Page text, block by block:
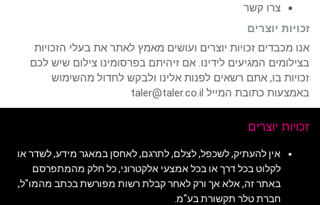
צרו קשר
זכויות יוצרים
אנו מכבדים זכויות יוצרים ועושים מאמץ לאתר את בעלי הזכויות
בצילומים המגיעים לידינו. אם זיהיתם בפרסומינו צילום שיש לכם
זכויות בו, אתם רשאים לפנות אלינו ולבקש לחדול מהשימוש
באמצעות כתובת המייל taler@taler.co.il
זכויות יוצרים
אין להעתיק, לשכפל, לצלם, לתרגם, לאחסן במאגר מידע, לשדר או
לקלוט בכל דרך או בכל אמצעי אלקטרוני, כל חלק מהמתפרסם
באתר זה, אלא אך ורק לאחר קבלת רשות מפורשת בכתב מהמו"ל,
חברת טלר תקשורת בע"מ.